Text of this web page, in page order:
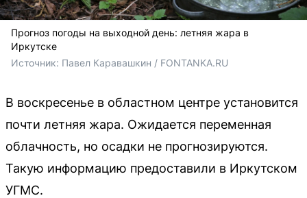
Прогноз погоды на выходной день: летняя жара в
Иркутске
Источник: Павел Каравашкин / FONTANKA.RU
В воскресенье в областном центре установится
почти летняя жара. Ожидается переменная
облачность, но осадки не прогнозируются.
Такую информацию предоставили в Иркутском
УГМС.